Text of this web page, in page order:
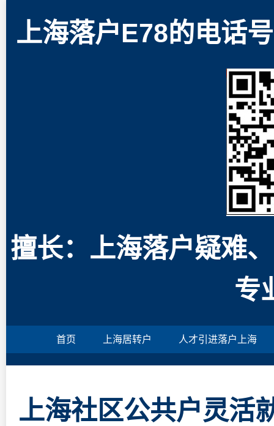
上海落户E78的电话
擅长：上海落户疑难
专
首页 上海居转户 人才引进落户上海
上海社区公共户灵活